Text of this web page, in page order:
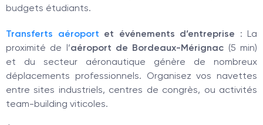
budgets étudiants.
Transferts aéroport et événements d’entreprise : La
proximité de l’aéroport de Bordeaux-Mérignac (5 min)
et du secteur aéronautique génère de nombreux
déplacements professionnels. Organisez vos navettes
entre sites industriels, centres de congrès, ou activités
team-building viticoles.